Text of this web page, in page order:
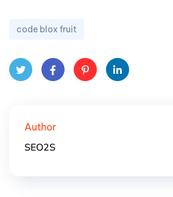
code blox fruit
ok
Author
SEO2S